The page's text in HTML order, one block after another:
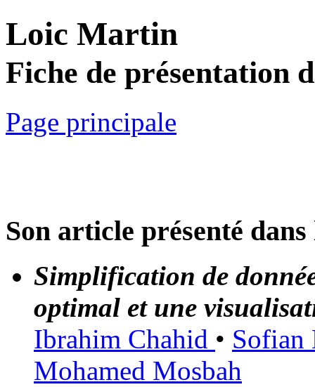
Loic Martin
Fiche de présentation
Page principale
Son article présenté
Simplification de
optimal et une
Ibrahim Chahid • Sofian
Mohamed Mosbah